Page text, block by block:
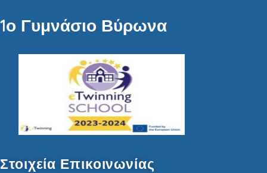
1ο Γυμνάσιο Βύρωνα
Στοιχεία Επικοινωνίας